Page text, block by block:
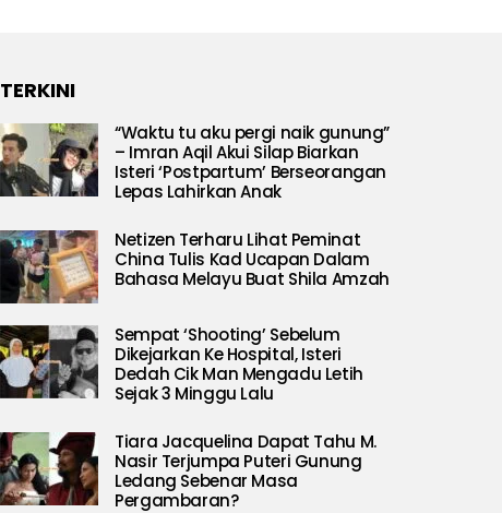
TERKINI
“Waktu tu aku pergi naik gunung”
– Imran Aqil Akui Silap Biarkan
Isteri ‘Postpartum’ Berseorangan
Lepas Lahirkan Anak
Netizen Terharu Lihat Peminat
China Tulis Kad Ucapan Dalam
Bahasa Melayu Buat Shila Amzah
Sempat ‘Shooting’ Sebelum
Dikejarkan Ke Hospital, Isteri
Dedah Cik Man Mengadu Letih
Sejak 3 Minggu Lalu
Tiara Jacquelina Dapat Tahu M.
Nasir Terjumpa Puteri Gunung
Ledang Sebenar Masa
Pergambaran?